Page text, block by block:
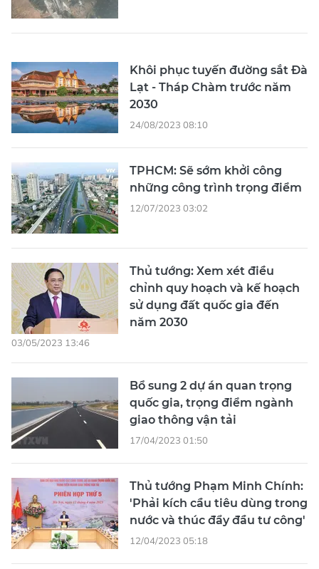
Khôi phục tuyến đường sắt Đà
Lạt - Tháp Chàm trước năm
2030
24/08/2023 08:10
TPHCM: Sẽ sớm khởi công
những công trình trọng điểm
12/07/2023 03:02
Thủ tướng: Xem xét điều
chỉnh quy hoạch và kế hoạch
sử dụng đất quốc gia đến
năm 2030
03/05/2023 13:46
Bổ sung 2 dự án quan trọng
quốc gia, trọng điểm ngành
giao thông vận tải
17/04/2023 01:50
Thủ tướng Phạm Minh Chính:
'Phải kích cầu tiêu dùng trong
nước và thúc đẩy đầu tư công'
12/04/2023 05:18